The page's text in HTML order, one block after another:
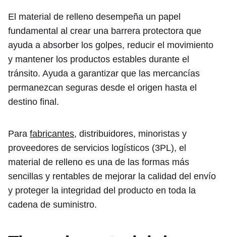
El material de relleno desempeña un papel
fundamental al crear una barrera protectora que
ayuda a absorber los golpes, reducir el movimiento
y mantener los productos estables durante el
tránsito. Ayuda a garantizar que las mercancías
permanezcan seguras desde el origen hasta el
destino final.
Para fabricantes, distribuidores, minoristas y
proveedores de servicios logísticos (3PL), el
material de relleno es una de las formas más
sencillas y rentables de mejorar la calidad del envío
y proteger la integridad del producto en toda la
cadena de suministro.